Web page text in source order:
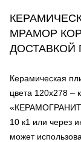
МРАМОР
ДОСТАВКОЙ
Керамическая
цвета 120х278 –
10 к1 или через
может